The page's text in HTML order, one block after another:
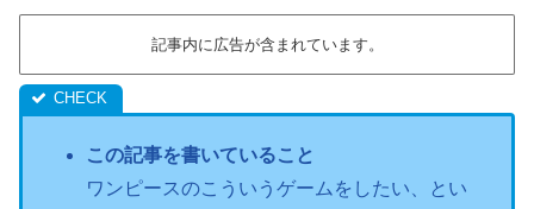
記事内に広告が含まれています。
この記事を書いていること
ワンピースのこういうゲームをしたい、とい